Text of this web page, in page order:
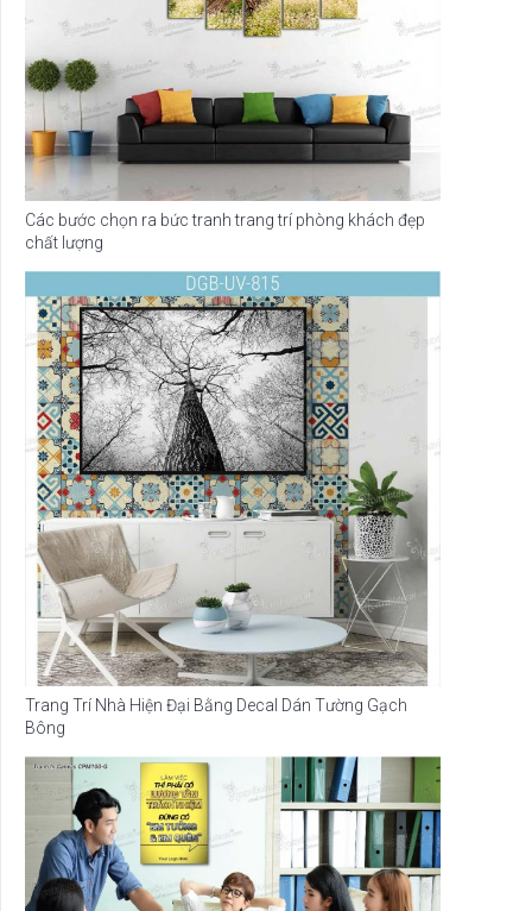
Các bước chọn ra bức tranh trang trí phòng khách đẹp
chất lượng
Trang Trí Nhà Hiện Đại Bằng Decal Dán Tường Gạch
Bông